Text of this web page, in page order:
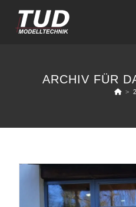
Inhalt
springen
ARCHIV FÜR
>